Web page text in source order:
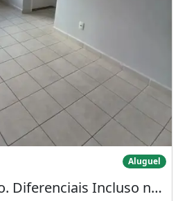
Diferenciais InclusoAluguel
Alugo Apartamento. Diferenciais Incluso no Aluguel Internet 700 Mb e Ar Condicionado